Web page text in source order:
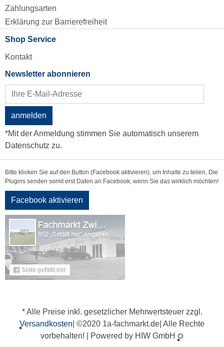
Zahlungsarten
Erklärung zur Barrierefreiheit
Shop Service
Kontakt
Newsletter abonnieren
anmelden
*Mit der Anmeldung stimmen Sie automatisch unserem
Datenschutz zu.
Bitte klicken Sie auf den Button (Facebook aktivieren), um Inhalte zu teilen, Die
Plugins senden somit erst Daten an Facebook, wenn Sie das wirklich möchten!
Facebook aktivieren
* Alle Preise inkl. gesetzlicher Mehrwertsteuer zzgl.
Versandkosten | ©2020 1a-fachmarkt.de| Alle Rechte
vorbehalten! | Powered by HIW GmbH